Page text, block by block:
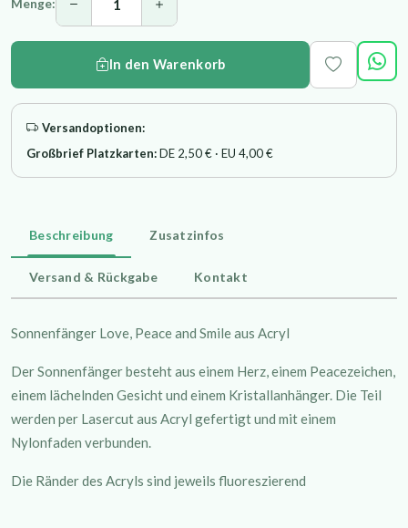
Menge:
In den Warenkorb
Versandoptionen:
Großbrief Platzkarten:DE 2,50 € · EU 4,00 €
Beschreibung Zusatzinfos
Versand & Rückgabe Kontakt
Sonnenfänger Love, Peace and Smile aus Acryl
Der Sonnenfänger besteht aus einem Herz, einem Peacezeichen,
einem lächelnden Gesicht und einem Kristallanhänger. Die Teil
werden per Lasercut aus Acryl gefertigt und mit einem
Nylonfaden verbunden.
Die Ränder des Acryls sind jeweils fluoreszierend